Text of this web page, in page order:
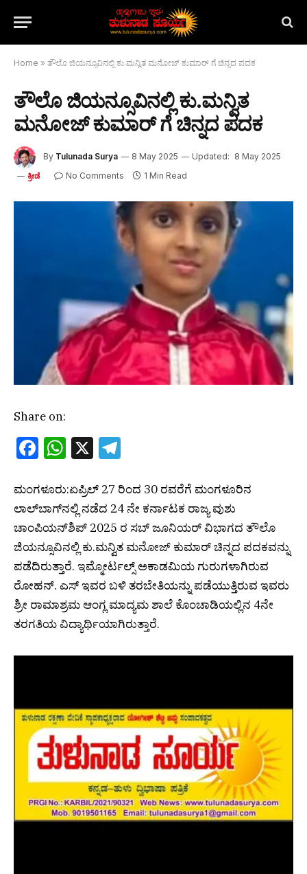
Home » ತೌಲೊ ಜಿಯನ್ಸೂವಿನಲ್ಲಿ ಕು.ಮನ್ವಿತ ಮನೋಜ್ ಕುಮಾರ್ ಗೆ ಚಿನ್ನದ ಪದಕ
ತೌಲೊ ಜಿಯನ್ಸೂವಿನಲ್ಲಿ ಕು.ಮನ್ವಿತ
ಮನೋಜ್ ಕುಮಾರ್ ಗೆ ಚಿನ್ನದ ಪದಕ
By Tulunada Surya 8 May 2025 Updated: 8 May 2025
ಕ್ರೀಡೆ No Comments 1 Min Read
Share on:
Facebook
WhatsApp
X
ಮಂಗಳೂರು:ಏಪ್ರಿಲ್ 27 ರಿಂದ 30 ರವರೆಗೆ ಮಂಗಳೂರಿನ
ಲಾಲ್‌ಬಾಗ್‌ನಲ್ಲಿ ನಡೆದ 24 ನೇ ಕರ್ನಾಟಕ ರಾಜ್ಯ ವುಶು
ಚಾಂಪಿಯನ್‌ಶಿಪ್ 2025 ರ ಸಬ್ ಜೂನಿಯರ್ ವಿಭಾಗದ ತೌಲೊ
ಜಿಯನ್ಸೂವಿನಲ್ಲಿ ಕು.ಮನ್ವಿತ ಮನೋಜ್ ಕುಮಾರ್ ಚಿನ್ನದ ಪದಕವನ್ನು
ಪಡೆದಿರುತ್ತಾರೆ. ಇಮ್ಮೋರ್ಟಲ್ಸ್ ಅಕಾಡಮಿಯ ಗುರುಗಳಾಗಿರುವ
ರೋಹನ್. ಎಸ್ ಇವರ ಬಳಿ ತರಬೇತಿಯನ್ನು ಪಡೆಯುತ್ತಿರುವ ಇವರು
ಶ್ರೀ ರಾಮಾಶ್ರಮ ಆಂಗ್ಲ ಮಾದ್ಯಮ ಶಾಲೆ ಕೊಂಚಾಡಿಯಲ್ಲಿನ 4ನೇ
ತರಗತಿಯ ವಿದ್ಯಾರ್ಥಿಯಾಗಿರುತ್ತಾರೆ.